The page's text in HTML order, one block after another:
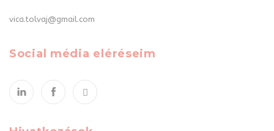
vica.tolvaj@gmail.com
Social média eléréseim